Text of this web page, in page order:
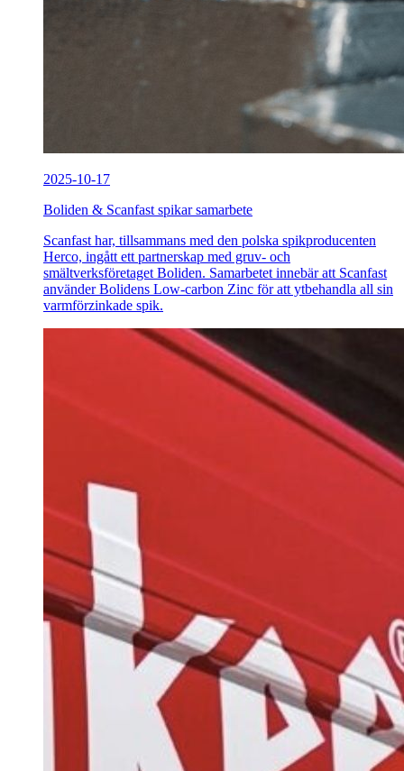
2025-10-17
Boliden & Scanfast spikar samarbete
Scanfast har, tillsammans med den polska spikproducenten
Herco, ingått ett partnerskap med gruv- och
smältverksföretaget Boliden. Samarbetet innebär att Scanfast
använder Bolidens Low-carbon Zinc för att ytbehandla all sin
varmförzinkade spik.